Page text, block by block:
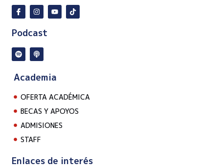
Podcast
Academia
OFERTA ACADÉMICA
BECAS Y APOYOS
ADMISIONES
STAFF
Enlaces de interés